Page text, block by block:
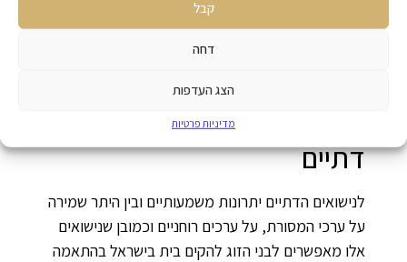
קבל
דחה
הצג העדפות
מדיניות פרטיות
בהתייחס לפרידה המתבצעת במסגרת נישואים דתיים
אזי הרבנות מעורבת בהליך הפרידה.
נישואין דתיים: יתרונות
השמירה על מסורת ועל חוקים
דתיים
לנישואים הדתיים יתרונות משמעותיים ובין היתר שמירה
על ערכי המסורת, על ערכים רוחניים וכמובן שנישואים
אלו מאפשרים לבני הזוג להקים בית בישראל בהתאמה